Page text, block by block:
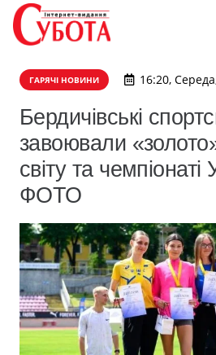
ГАРЯЧІ НОВИНИ 16:20,
Бердичівські
завоювали
світу та чемпіонаті
ФОТО